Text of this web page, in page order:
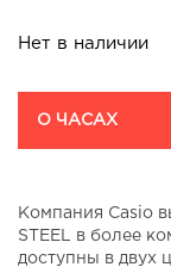
Нет в наличии
О ЧАСАХ
Компания Casio
STEEL в более
доступны в двух